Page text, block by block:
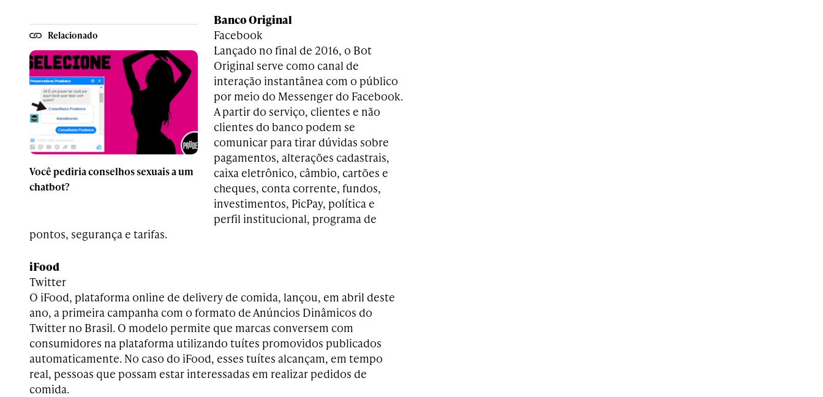
Relacionado
Você pediria conselhos sexuais a um
chatbot?
Banco Original
Facebook
Lançado no final de 2016, o Bot
Original serve como canal de
interação instantânea com o público
por meio do Messenger do Facebook.
A partir do serviço, clientes e não
clientes do banco podem se
comunicar para tirar dúvidas sobre
pagamentos, alterações cadastrais,
caixa eletrônico, câmbio, cartões e
cheques, conta corrente, fundos,
investimentos, PicPay, política e
perfil institucional, programa de
pontos, segurança e tarifas.
iFood
Twitter
O iFood, plataforma online de delivery de comida, lançou, em abril deste
ano, a primeira campanha com o formato de Anúncios Dinâmicos do
Twitter no Brasil. O modelo permite que marcas conversem com
consumidores na plataforma utilizando tuítes promovidos publicados
automaticamente. No caso do iFood, esses tuítes alcançam, em tempo
real, pessoas que possam estar interessadas em realizar pedidos de
comida.